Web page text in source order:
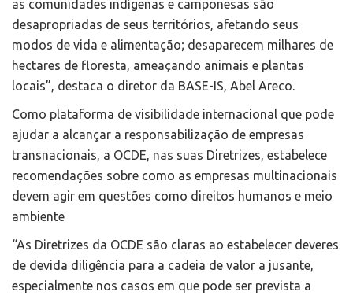
as comunidades indígenas e camponesas são
desapropriadas de seus territórios, afetando seus
modos de vida e alimentação; desaparecem milhares de
hectares de floresta, ameaçando animais e plantas
locais”, destaca o diretor da BASE-IS, Abel Areco.
Como plataforma de visibilidade internacional que pode
ajudar a alcançar a responsabilização de empresas
transnacionais, a OCDE, nas suas Diretrizes, estabelece
recomendações sobre como as empresas multinacionais
devem agir em questões como direitos humanos e meio
ambiente
“As Diretrizes da OCDE são claras ao estabelecer deveres
de devida diligência para a cadeia de valor a jusante,
especialmente nos casos em que pode ser prevista a